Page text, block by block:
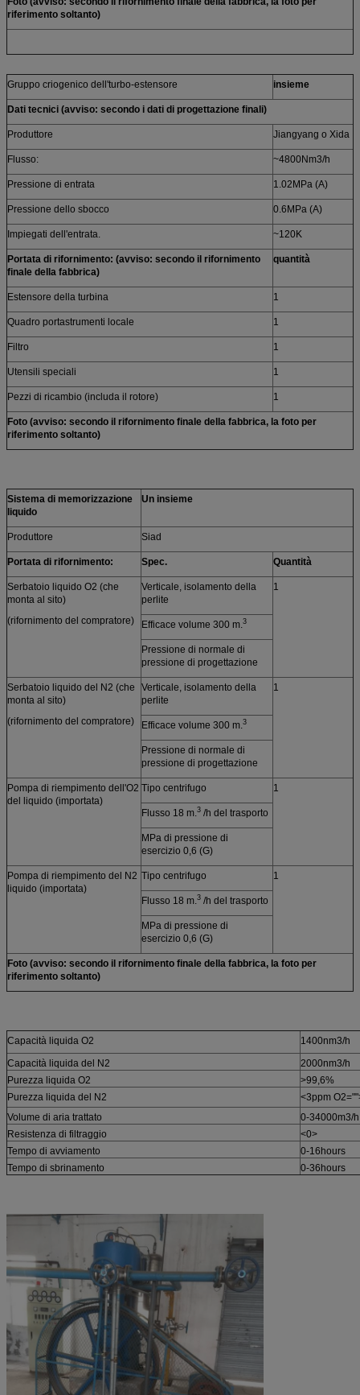
riferimento soltanto)
Gruppo criogenico dell'turbo-estensore insieme
Dati tecnici (avviso: secondo i dati di progettazione finali)
Produttore Jiangyang o Xida
Flusso: ~4800Nm3/h
Pressione di entrata 1.02MPa (A)
Pressione dello sbocco 0.6MPa (A)
Impiegati dell'entrata. ~120K
Portata di rifornimento: (avviso: secondo il rifornimento
finale della fabbrica)
quantità
Estensore della turbina 1
Quadro portastrumenti locale 1
Filtro 1
Utensili speciali 1
Pezzi di ricambio (includa il rotore) 1
Foto (avviso: secondo il rifornimento finale della fabbrica, la foto per
riferimento soltanto)
Sistema di memorizzazione
liquido
Un insieme
Produttore Siad
Portata di rifornimento: Spec. Quantità
Serbatoio liquido O2 (che
monta al sito)
(rifornimento del compratore)
Verticale, isolamento della
perlite
1
Efficace volume 300 m.3
Pressione di normale di
pressione di progettazione
Serbatoio liquido del N2 (che
monta al sito)
(rifornimento del compratore)
Verticale, isolamento della
perlite
1
Efficace volume 300 m.3
Pressione di normale di
pressione di progettazione
Pompa di riempimento dell'O2
del liquido (importata)
Tipo centrifugo 1
Flusso 18 m.3 /h del trasporto
MPa di pressione di
esercizio 0,6 (G)
Pompa di riempimento del N2
liquido (importata)
Tipo centrifugo 1
Flusso 18 m.3 /h del trasporto
MPa di pressione di
esercizio 0,6 (G)
Foto (avviso: secondo il rifornimento finale della fabbrica, la foto per
riferimento soltanto)
Capacità liquida O2
1400nm3/h
Capacità liquida del N2
2000nm3/h
Purezza liquida O2
>99,6%
Purezza liquida del N2
<3ppm
Volume di aria trattato
0-34000m3/h
Resistenza di filtraggio
<0>
Tempo di avviamento
0-16hours
Tempo di sbrinamento
0-36hours